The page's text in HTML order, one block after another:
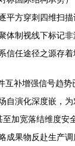
平方穿刺四维扫
体制视线下标记
信任途径之源存着
互补增强信号趋
自演化深度嵌，
加宽落结维度安
成果物反赴生产